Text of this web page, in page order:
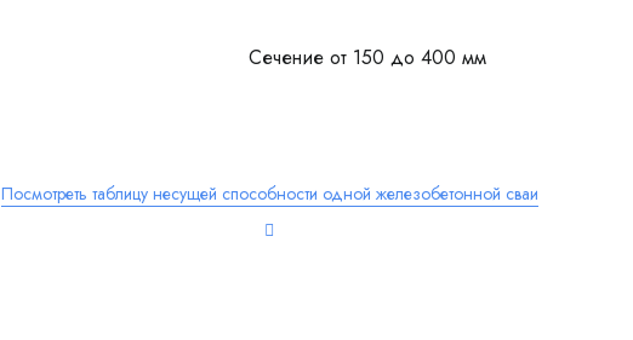
Сечение от 150 до 400 мм
Посмотреть таблицу несущей способности одной железобетонной сваи